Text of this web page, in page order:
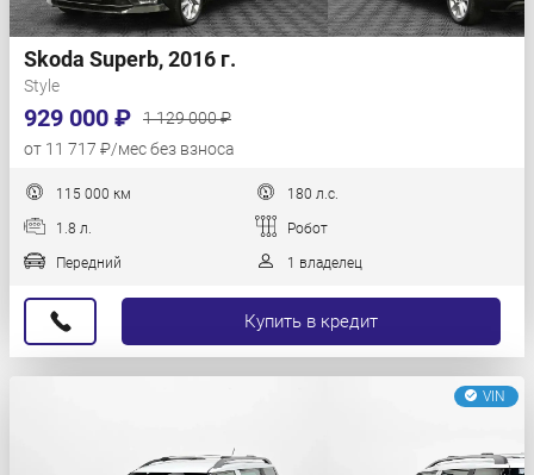
Skoda Superb, 2016 г.
Style
929 000 ₽
1 129 000 ₽
от 11 717 ₽/мес без взноса
115 000 км 180 л.с.
1.8 л. Робот
Передний 1 владелец
Купить в кредит
VIN